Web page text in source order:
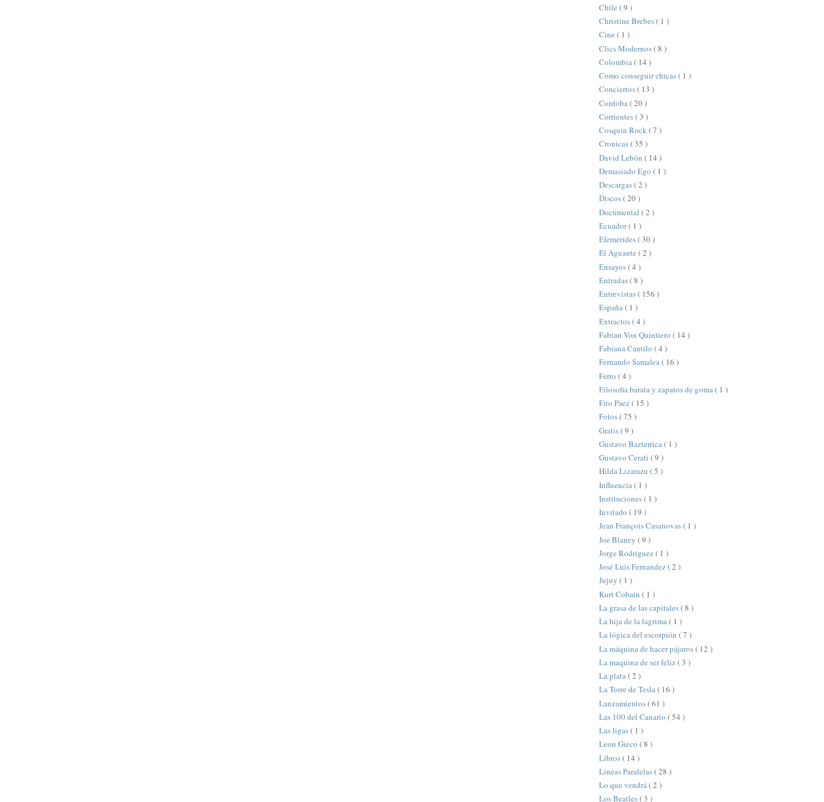
Chile ( 9 )
Christine Brebes( 1 )
Cine ( 1 )
Clics Modernos( 8 )
Colombia( 14 )
Como conseguir chicas( 1 )
Conciertos( 13 )
Cordoba ( 20 )
Corrientes( 3 )
Cosquin Rock( 7 )
Cronicas( 35 )
David Lebón ( 14 )
Demasiado Ego ( 1 )
Descargas( 2 )
Discos( 20 )
Documental ( 2 )
Ecuador( 1 )
Efemérides( 30 )
El Aguante ( 2 )
Ensayos( 4 )
Entradas( 8 )
Entrevistas( 156 )
España( 1 )
Extractos( 4 )
Fabian Von Quintiero ( 14 )
Fabiana Cantilo ( 4 )
Fernando Samalea( 16 )
Ferro ( 4 )
Filosofia barata y zapatos de goma( 1 )
Fito Paez( 15 )
Fotos( 75 )
Gratis( 9 )
Gustavo Bazterrica( 1 )
Gustavo Cerati ( 9 )
Hilda Lizarazu ( 5 )
Influencia ( 1 )
Instituciones( 1 )
Invitado ( 19 )
Jean François Casanovas( 1 )
Joe Blaney ( 9 )
Jorge Rodriguez( 1 )
José Luis Fernandez( 2 )
Jujuy ( 1 )
Kurt Cobain ( 1 )
La grasa de las capitales( 8 )
La hija de la lagrima( 1 )
La lógica del escorpión ( 7 )
La máquina de hacer pájaros( 12 )
La maquina de ser feliz( 3 )
La plata( 2 )
La Torre de Tesla( 16 )
Lanzamientos( 61 )
Las 100 del Canario ( 54 )
Las ligas( 1 )
Leon Gieco ( 8 )
Libros( 14 )
Lineas Paralelas( 28 )
Lo que vendrá( 2 )
Los Beatles( 3 )